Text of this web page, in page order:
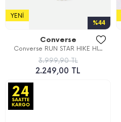
%44
YENI
Converse
Converse RUN STAR HIKE HI...
3.999,90 TL
2.249,00 TL